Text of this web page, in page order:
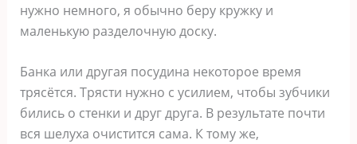
нужно немного, я обычно беру кружку и
маленькую разделочную доску.
Банка или другая посудина некоторое время
трясётся. Трясти нужно с усилием, чтобы зубчики
бились о стенки и друг друга. В результате почти
вся шелуха очистится сама. К тому же,